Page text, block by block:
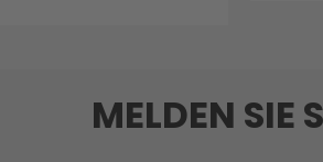
MELDEN SIE